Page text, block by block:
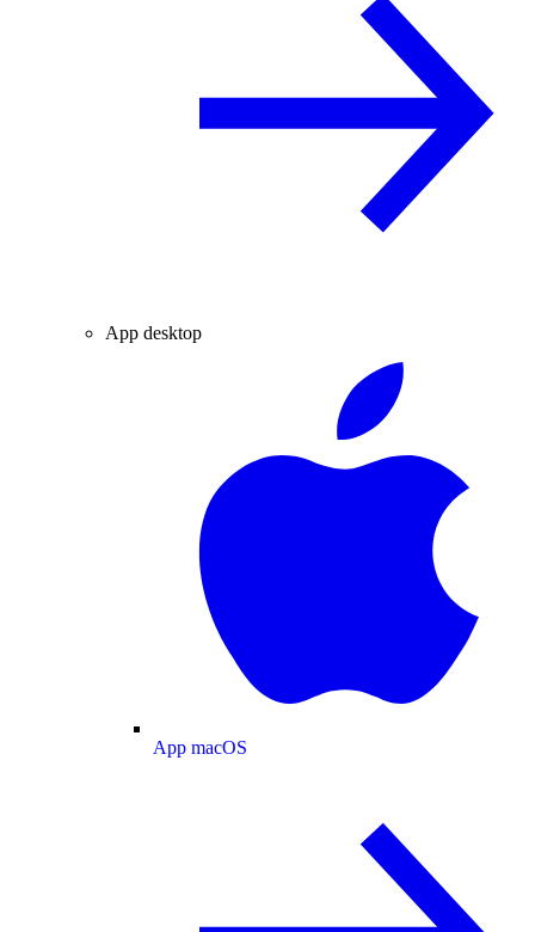
App desktop
App macOS